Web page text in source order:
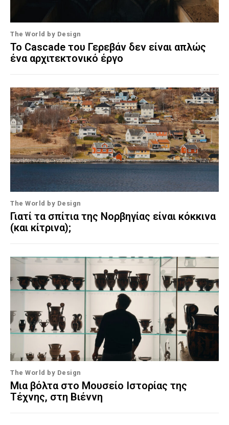
The World by Design
Το Cascade του Γερεβάν δεν είναι απλώς
ένα αρχιτεκτονικό έργο
The World by Design
Γιατί τα σπίτια της Νορβηγίας είναι κόκκινα
(και κίτρινα);
The World by Design
Μια βόλτα στο Μουσείο Ιστορίας της
Τέχνης, στη Βιέννη